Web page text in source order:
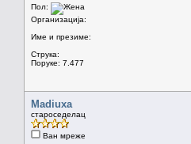
Пол:
Организација:
Име и презиме:
Струка:
Поруке: 7.477
Madiuxa
староседелац
Ван мреже